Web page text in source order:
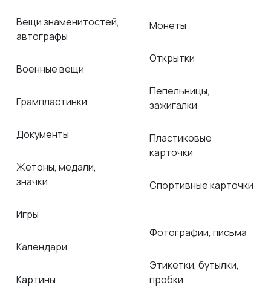
Вещи знаменитостей,
автографы
Военные вещи
Грампластинки
Документы
Жетоны, медали,
значки
Игры
Календари
Картины
Монеты
Открытки
Пепельницы,
зажигалки
Пластиковые
карточки
Спортивные карточки
Фотографии, письма
Этикетки, бутылки,
пробки